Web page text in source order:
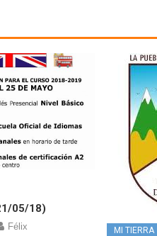
05/18)
Félix MI TIERRA